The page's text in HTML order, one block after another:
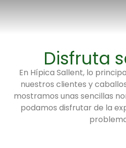
Disfruta
En Hípica Sallent, lo
nuestros clientes y
mostramos unas sencillas
podamos disfrutar de la